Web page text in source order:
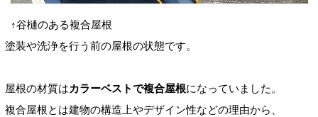
↑谷樋のある複合屋根
塗装や洗浄を行う前の屋根の状態です。
屋根の材質はカラーベストで複合屋根になっていました。
複合屋根とは建物の構造上やデザイン性などの理由から、